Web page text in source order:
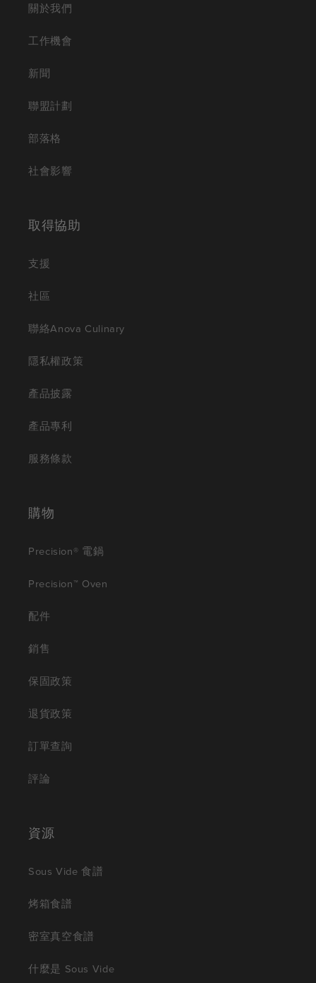
關於我們
工作機會
新聞
聯盟計劃
部落格
社會影響
取得協助
支援
社區
聯絡Anova Culinary
隱私權政策
產品披露
產品專利
服務條款
購物
Precision® 電鍋
Precision™ Oven
配件
銷售
保固政策
退貨政策
訂單查詢
評論
資源
Sous Vide 食譜
烤箱食譜
密室真空食譜
什麼是 Sous Vide